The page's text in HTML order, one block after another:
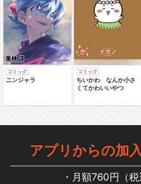
刹那の果
きみを探
コミック
ニンジャラ
コミック
ちいかわ なんか小さ
くてかわいいやつ
アプリからの加
月額760円（税